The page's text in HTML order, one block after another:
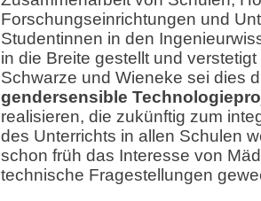
Forschungseinrichtungen und
Studentinnen in den
in die Breite gestellt und
Schwarze und Wieneke sei dies
gendersensible
realisieren, die zukünftig zum
des Unterrichts in allen Schulen
schon früh das Interesse von
technische Fragestellungen